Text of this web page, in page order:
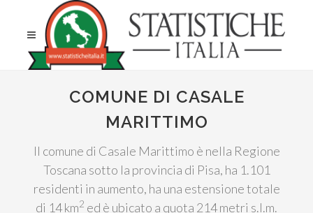
COMUNE DI CASALE
MARITTIMO
Il comune di Casale Marittimo è nella Regione
Toscana sotto la provincia di Pisa, ha 1.101
residenti in aumento, ha una estensione totale
di 14 km2 ed è ubicato a quota 214 metri s.l.m.